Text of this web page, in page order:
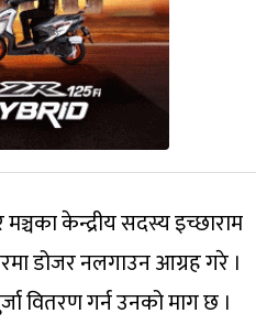
केन्द्रीय सदस्य इच्छाराम
डोजर नलगाउन आग्रह गरे ।
वितरण गर्न उनको माग छ ।